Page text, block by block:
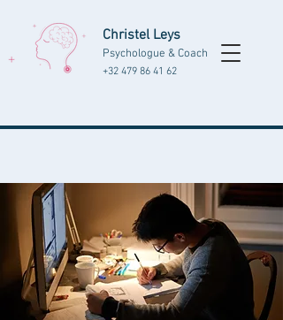
Christel Leys
Psychologue & Coach
+32 479 86 41 62